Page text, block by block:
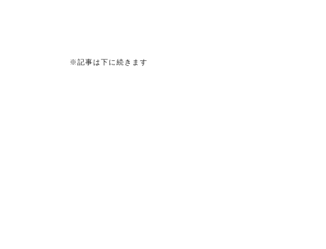
※記事は下に続きます